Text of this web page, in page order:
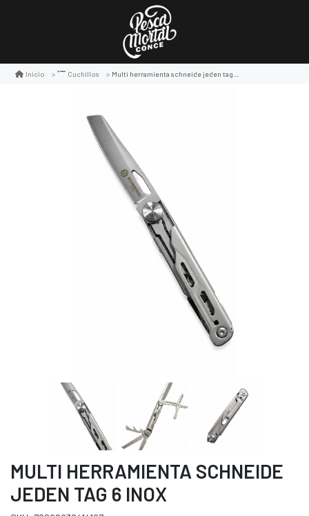
Inicio Cuchillos Multi herramienta schneide jeden tag 6 inox
MULTI HERRAMIENTA SCHNEIDE
JEDEN TAG 6 INOX